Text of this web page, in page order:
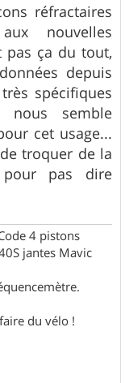
réfractaires
nouvelles
pas ça du tout,
depuis
spécifiques
nous semble
cet usage...
troquer de la
pas dire
4 pistons
jantes Mavic
du vélo !